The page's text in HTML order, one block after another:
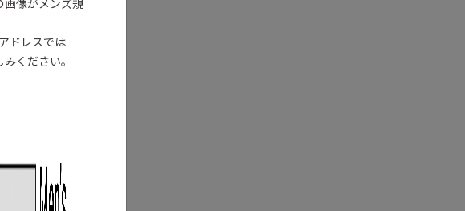
ドレスでは
ください。